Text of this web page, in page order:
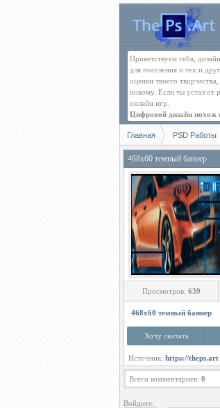
Приветствуем тебя,
для поселения и тех и
оценки твоего
новому. Если ты устал от
онлайн игр.
Цифровой дизайн похож
Главная PSD Работы
468х60 темный баннер
Просмотров: 639
468х60 темный баннер
Хочу скачать
Источник: https://theps.art
Всего комментариев: 0
Войдите: